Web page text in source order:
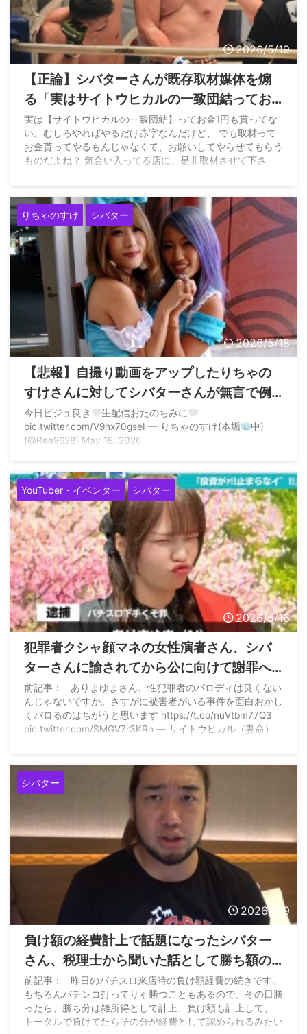
2026/5/19
【正論】シバターさんが既存取材媒体を煽
る「実はサイトウヒカルの一致団結ってお
金1円も貰ってない。むしろやればやるだけ
赤字なんだけど、取材ってお金貰ってやる
もんじゃなくて、お願いしてやらせてもら
実は【サイトウヒカルの一致団結】ってお金1円も貰ってな
い。むしろやればやるだけ赤字なんだけど、 でも取材って
お金貰ってやるもんじゃなくて、お願いしてやらせてもらう
ものだよね？ 気合い入ってる店に、是非取材させて下さ
りちゃのすけ シバター
2026/5/18
【悲報】自撮り動画をアップしたりちゃの
すけさんに対してシバターさんが無言で例
の写真を貼る
今日ビジュ良き
生配信おたのちみに
pic.twitter.com/V9hx70gseI — りちゃのすけ(本垢
中)
(@Ree9628) May 18, 2026
YouTuber・イベンター シバター
2026/5/16
犯罪者クシャ顔マネの女性演者さん、シバ
ターさんに諭されてから公に向けて謝罪へ
「多くの方に不快な思いをさせてしまい大
変申し訳ございませんでした」
前記事： ありまゆまさん、性犯罪者のパロディは良くない
んじゃないですか。さすがに被害者がいる事件を面白おかし
くパロるのはちがうと思います https://t.co/nuVtbm77Q3
pic.twitter.com/SMGV7r3KRn — サイトウヒカル（妻命）
シバター
2026/5/9
負け額の経費計上で話題になったシバター
さん、税理士から聞いた話として勝ち額の
処理を含めて詳細を説明
前記事： 昨日のパチスロ来店時の負け額経費の続きです。
もちろんパチンコ打ってりゃ勝つこともあるので、その日勝
ったら、勝ち分は雑所得として計上、負け額も計上して、
トータルで負けてたらその分が経費として認められるみたい